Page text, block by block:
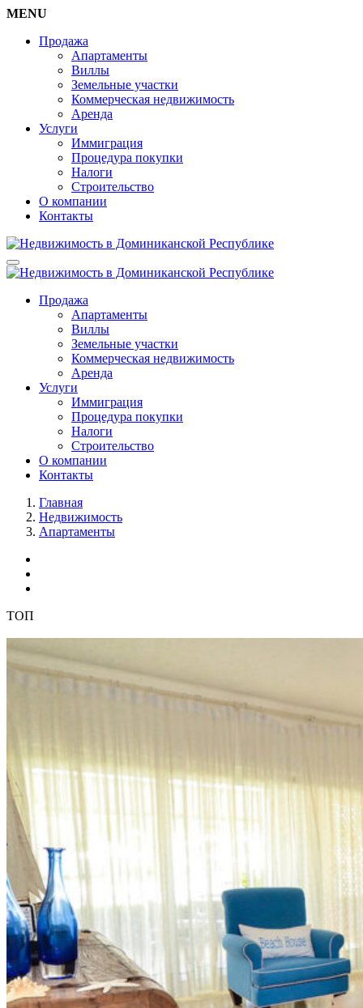
MENU
Продажа
Апартаменты
Виллы
Земельные участки
Коммерческая недвижимость
Аренда
Услуги
Иммиграция
Процедура покупки
Налоги
Строительство
О компании
Контакты
Продажа
Апартаменты
Виллы
Земельные участки
Коммерческая недвижимость
Аренда
Услуги
Иммиграция
Процедура покупки
Налоги
Строительство
О компании
Контакты
Главная
Недвижимость
Апартаменты
ТОП